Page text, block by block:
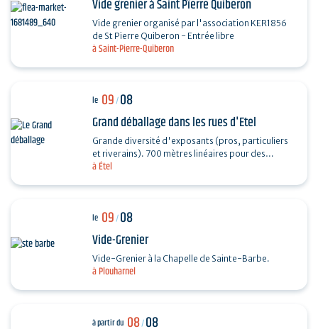
à Saint-Pierre-Quiberon
Vide grenier à Saint Pïerre Quiberon
Vide grenier organisé par l'association KER1856
de St Pierre Quiberon - Entrée libre
à Étel
le 09/08
Grand déballage dans les rues d'Etel
Grande diversité d'exposants (pros, particuliers
et riverains). 700 mètres linéaires pour des
exposants particuliers, professionnels et…
à Plouharnel
le 09/08
Vide-Grenier
Vide-Grenier à la Chapelle de Sainte-Barbe.
à partir du 08/08